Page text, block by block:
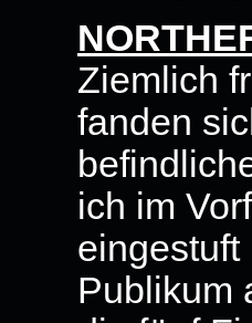
Ziemlich
fanden
ich im
eingestuft
Publikum